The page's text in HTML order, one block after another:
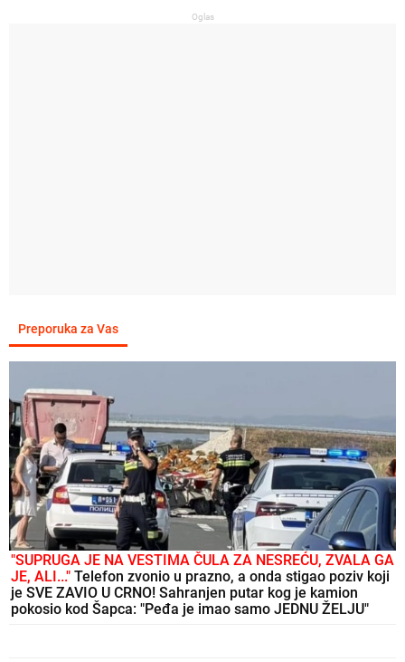
Oglas
Preporuka za Vas
"SUPRUGA JE NA VESTIMA ČULA ZA NESREĆU, ZVALA GA
JE, ALI..." Telefon zvonio u prazno, a onda stigao poziv koji
je SVE ZAVIO U CRNO! Sahranjen putar kog je kamion
pokosio kod Šapca: "Peđa je imao samo JEDNU ŽELJU"